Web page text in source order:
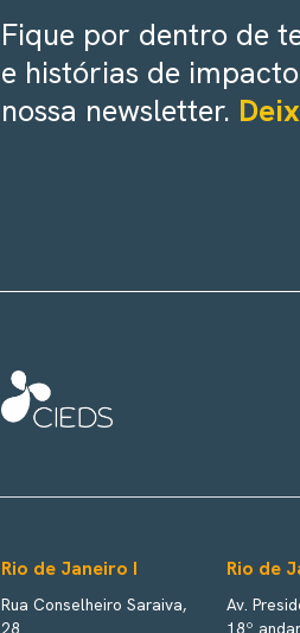
Fique por dentro de
e histórias de
nossa newsletter.
Rio de Janeiro I
Rua Conselheiro Saraiva,
28
Rio de
Av.
18º